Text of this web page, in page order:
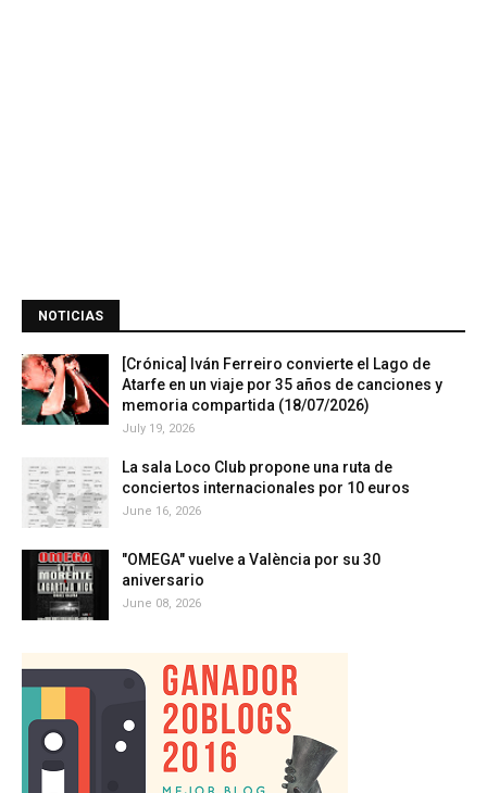
NOTICIAS
[Crónica] Iván Ferreiro convierte el Lago de
Atarfe en un viaje por 35 años de canciones y
memoria compartida (18/07/2026)
July 19, 2026
La sala Loco Club propone una ruta de
conciertos internacionales por 10 euros
June 16, 2026
"OMEGA" vuelve a València por su 30
aniversario
June 08, 2026